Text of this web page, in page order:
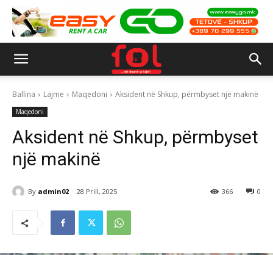
Ballina Lajme Maqedoni Aksident në Shkup, përmbyset një makinë
Maqedoni
Aksident në Shkup, përmbyset
një makinë
By admin02 28 Prill, 2025 0
366